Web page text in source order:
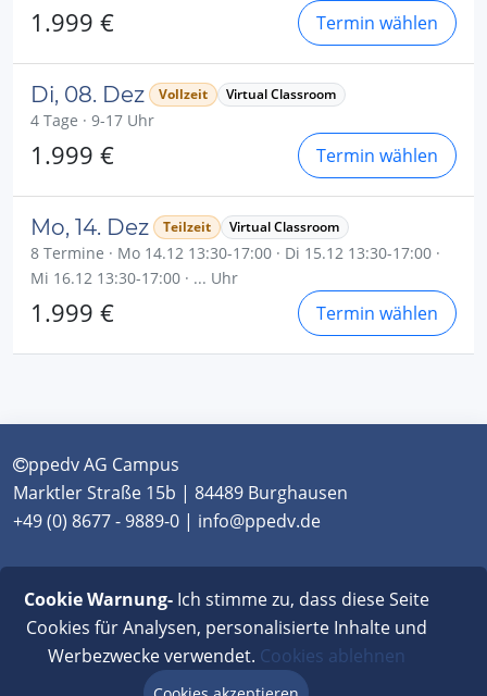
1.999 € Termin wählen
Di, 08. Dez Vollzeit Virtual Classroom
4 Tage · 9-17 Uhr
1.999 € Termin wählen
Mo, 14. Dez Teilzeit Virtual Classroom
8 Termine · Mo 14.12 13:30-17:00 · Di 15.12 13:30-17:00 ·
Mi 16.12 13:30-17:00 · ... Uhr
1.999 € Termin wählen
ppedv AG Campus
Marktler Straße 15b | 84489 Burghausen
+49 (0) 8677 - 9889-0 | info@ppedv.de
Classroom
|Impressum|Datenschutz|FAQ
Cookie Warnung-Ich stimme zu, dass diese Seite
Cookies für Analysen, personalisierte Inhalte und
Werbezwecke verwendet. Cookies ablehnen